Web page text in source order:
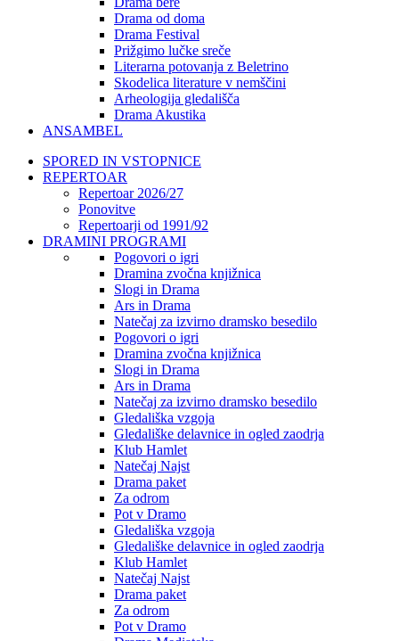
Drama od doma
Drama Festival
Prižgimo lučke sreče
Literarna potovanja z Beletrino
Skodelica literature v nemščini
Arheologija gledališča
Drama Akustika
ANSAMBEL
SPORED IN VSTOPNICE
REPERTOAR
Repertoar 2026/27
Ponovitve
Repertoarji od 1991/92
DRAMINI PROGRAMI
Pogovori o igri
Dramina zvočna knjižnica
Slogi in Drama
Ars in Drama
Natečaj za izvirno dramsko besedilo
Pogovori o igri
Dramina zvočna knjižnica
Slogi in Drama
Ars in Drama
Natečaj za izvirno dramsko besedilo
Gledališka vzgoja
Gledališke delavnice in ogled zaodrja
Klub Hamlet
Natečaj Najst
Drama paket
Za odrom
Pot v Dramo
Gledališka vzgoja
Gledališke delavnice in ogled zaodrja
Klub Hamlet
Natečaj Najst
Drama paket
Za odrom
Pot v Dramo